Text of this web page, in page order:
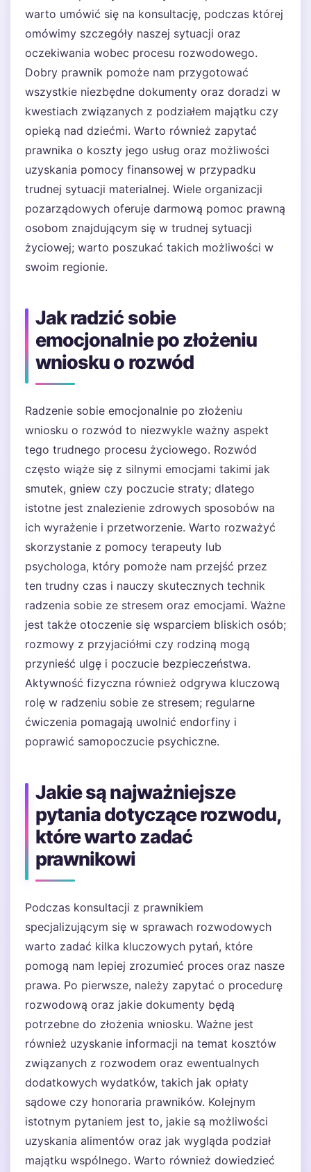
warto umówić się na konsultację, podczas której
omówimy szczegóły naszej sytuacji oraz
oczekiwania wobec procesu rozwodowego.
Dobry prawnik pomoże nam przygotować
wszystkie niezbędne dokumenty oraz doradzi w
kwestiach związanych z podziałem majątku czy
opieką nad dziećmi. Warto również zapytać
prawnika o koszty jego usług oraz możliwości
uzyskania pomocy finansowej w przypadku
trudnej sytuacji materialnej. Wiele organizacji
pozarządowych oferuje darmową pomoc prawną
osobom znajdującym się w trudnej sytuacji
życiowej; warto poszukać takich możliwości w
swoim regionie.
Jak radzić sobie
emocjonalnie po złożeniu
wniosku o rozwód
Radzenie sobie emocjonalnie po złożeniu
wniosku o rozwód to niezwykle ważny aspekt
tego trudnego procesu życiowego. Rozwód
często wiąże się z silnymi emocjami takimi jak
smutek, gniew czy poczucie straty; dlatego
istotne jest znalezienie zdrowych sposobów na
ich wyrażenie i przetworzenie. Warto rozważyć
skorzystanie z pomocy terapeuty lub
psychologa, który pomoże nam przejść przez
ten trudny czas i nauczy skutecznych technik
radzenia sobie ze stresem oraz emocjami. Ważne
jest także otoczenie się wsparciem bliskich osób;
rozmowy z przyjaciółmi czy rodziną mogą
przynieść ulgę i poczucie bezpieczeństwa.
Aktywność fizyczna również odgrywa kluczową
rolę w radzeniu sobie ze stresem; regularne
ćwiczenia pomagają uwolnić endorfiny i
poprawić samopoczucie psychiczne.
Jakie są najważniejsze
pytania dotyczące rozwodu,
które warto zadać
prawnikowi
Podczas konsultacji z prawnikiem
specjalizującym się w sprawach rozwodowych
warto zadać kilka kluczowych pytań, które
pomogą nam lepiej zrozumieć proces oraz nasze
prawa. Po pierwsze, należy zapytać o procedurę
rozwodową oraz jakie dokumenty będą
potrzebne do złożenia wniosku. Ważne jest
również uzyskanie informacji na temat kosztów
związanych z rozwodem oraz ewentualnych
dodatkowych wydatków, takich jak opłaty
sądowe czy honoraria prawników. Kolejnym
istotnym pytaniem jest to, jakie są możliwości
uzyskania alimentów oraz jak wygląda podział
majątku wspólnego. Warto również dowiedzieć